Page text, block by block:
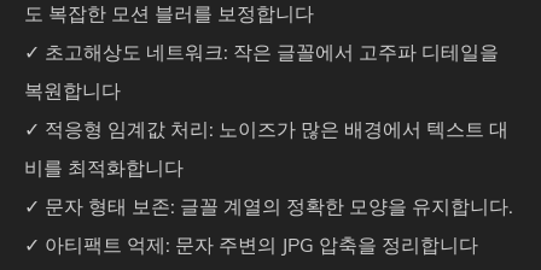
도 복잡한 모션 블러를 보정합니다
✓ 초고해상도 네트워크: 작은 글꼴에서 고주파 디테일을
복원합니다
✓ 적응형 임계값 처리: 노이즈가 많은 배경에서 텍스트 대
비를 최적화합니다
✓ 문자 형태 보존: 글꼴 계열의 정확한 모양을 유지합니다.
✓ 아티팩트 억제: 문자 주변의 JPG 압축을 정리합니다